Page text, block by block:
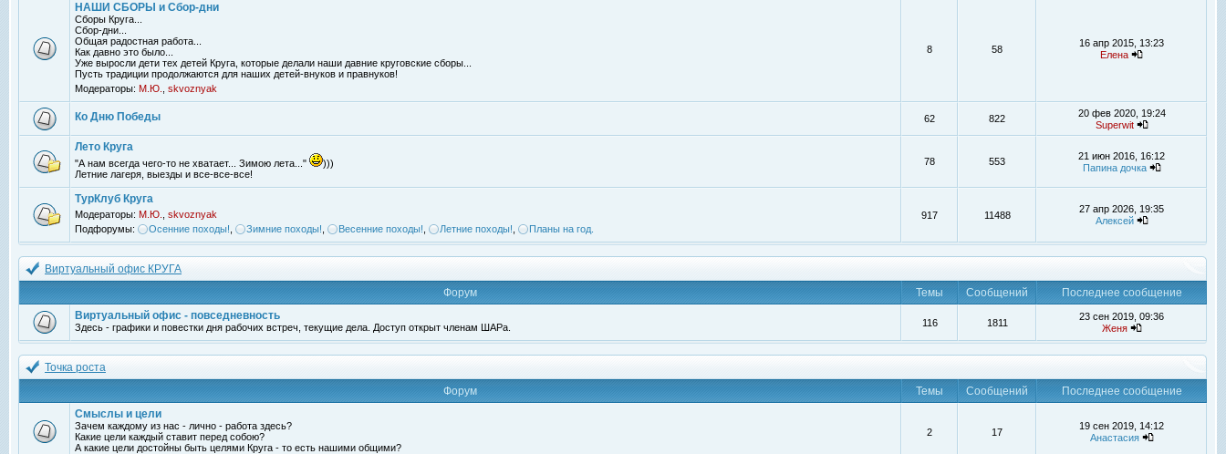
НАШИ СБОРЫ и Сбор-дни
Сборы Круга...
Сбор-дни...
Общая радостная работа...
Как давно это было...
Уже выросли дети тех детей Круга, которые делали наши давние круговские сборы...
Пусть традиции продолжаются для наших детей-внуков и правнуков!
Модераторы: М.Ю. skvoznyak
8 58
16 апр 2015, 13:23
Елена
Ко Дню Победы 62 822
20 фев 2020, 19:24
Superwit
Лето Круга
"А нам всегда чего-то не хватает... Зимою лета..."
)))
Летние лагеря, выезды и все-все-все!
78 553
21 июн 2016, 16:12
Папина дочка
ТурКлуб Круга
Модераторы: М.Ю.
skvoznyak
Подфорумы:
Осенние походы! Зимние походы! Весенние походы! Летние походы! Планы на год.
917 11488
27 апр 2026, 19:35
Алексей
Виртуальный офис КРУГА
Форум
Темы Сообщений
Последнее сообщение
Виртуальный офис - повседневность
Здесь - графики и повестки дня рабочих встреч, текущие дела. Доступ открыт членам ШАРа. 116 1811
23 сен 2019, 09:36
Женя
Точка роста
Форум
Темы Сообщений
Последнее сообщение
Смыслы и цели
Зачем каждому из нас - лично - работа здесь?
Какие цели каждый ставит перед собою?
А какие цели достойны быть целями Круга - то есть нашими общими?
2 17
19 сен 2019, 14:12
Анастасия